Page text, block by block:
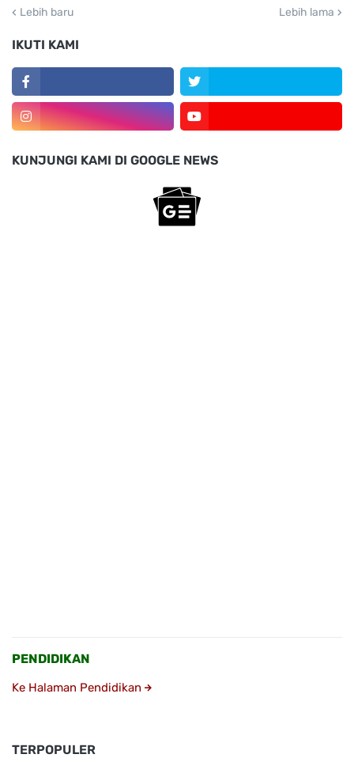
Lebih baru Lebih lama
IKUTI KAMI
KUNJUNGI KAMI DI GOOGLE NEWS
PENDIDIKAN
Ke Halaman Pendidikan
TERPOPULER